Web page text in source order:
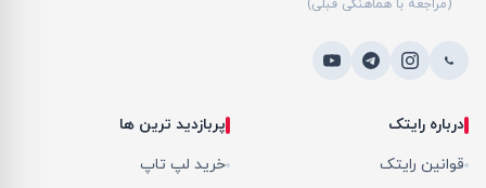
(مراجعه با هماهنگی قبلی)
درباره رایتک
قوانین رایتک
پربازدید ترین ها
خرید لپ تاپ